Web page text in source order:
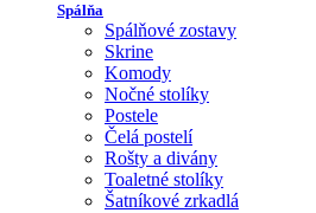
Spálňa
Spálňové zostavy
Skrine
Komody
Nočné stolíky
Postele
Čelá postelí
Rošty a divány
Toaletné stolíky
Šatníkové zrkadlá